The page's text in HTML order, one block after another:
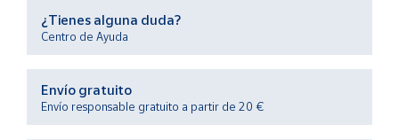
Centro
de ayuda
Contacto
Vendedores
¿Tienes alguna duda?
Centro de Ayuda
Envío gratuito
Envío responsable gratuito a partir de 20 €